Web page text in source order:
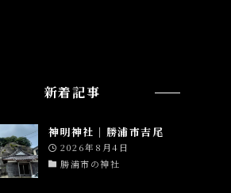
新着記事
神明神社│勝浦市吉尾
2026年8月4日
勝浦市の神社